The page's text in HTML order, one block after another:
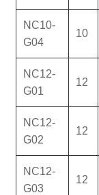
NC10-
G04
10
NC12-
G01
12
NC12-
G02
12
NC12-
G03
12